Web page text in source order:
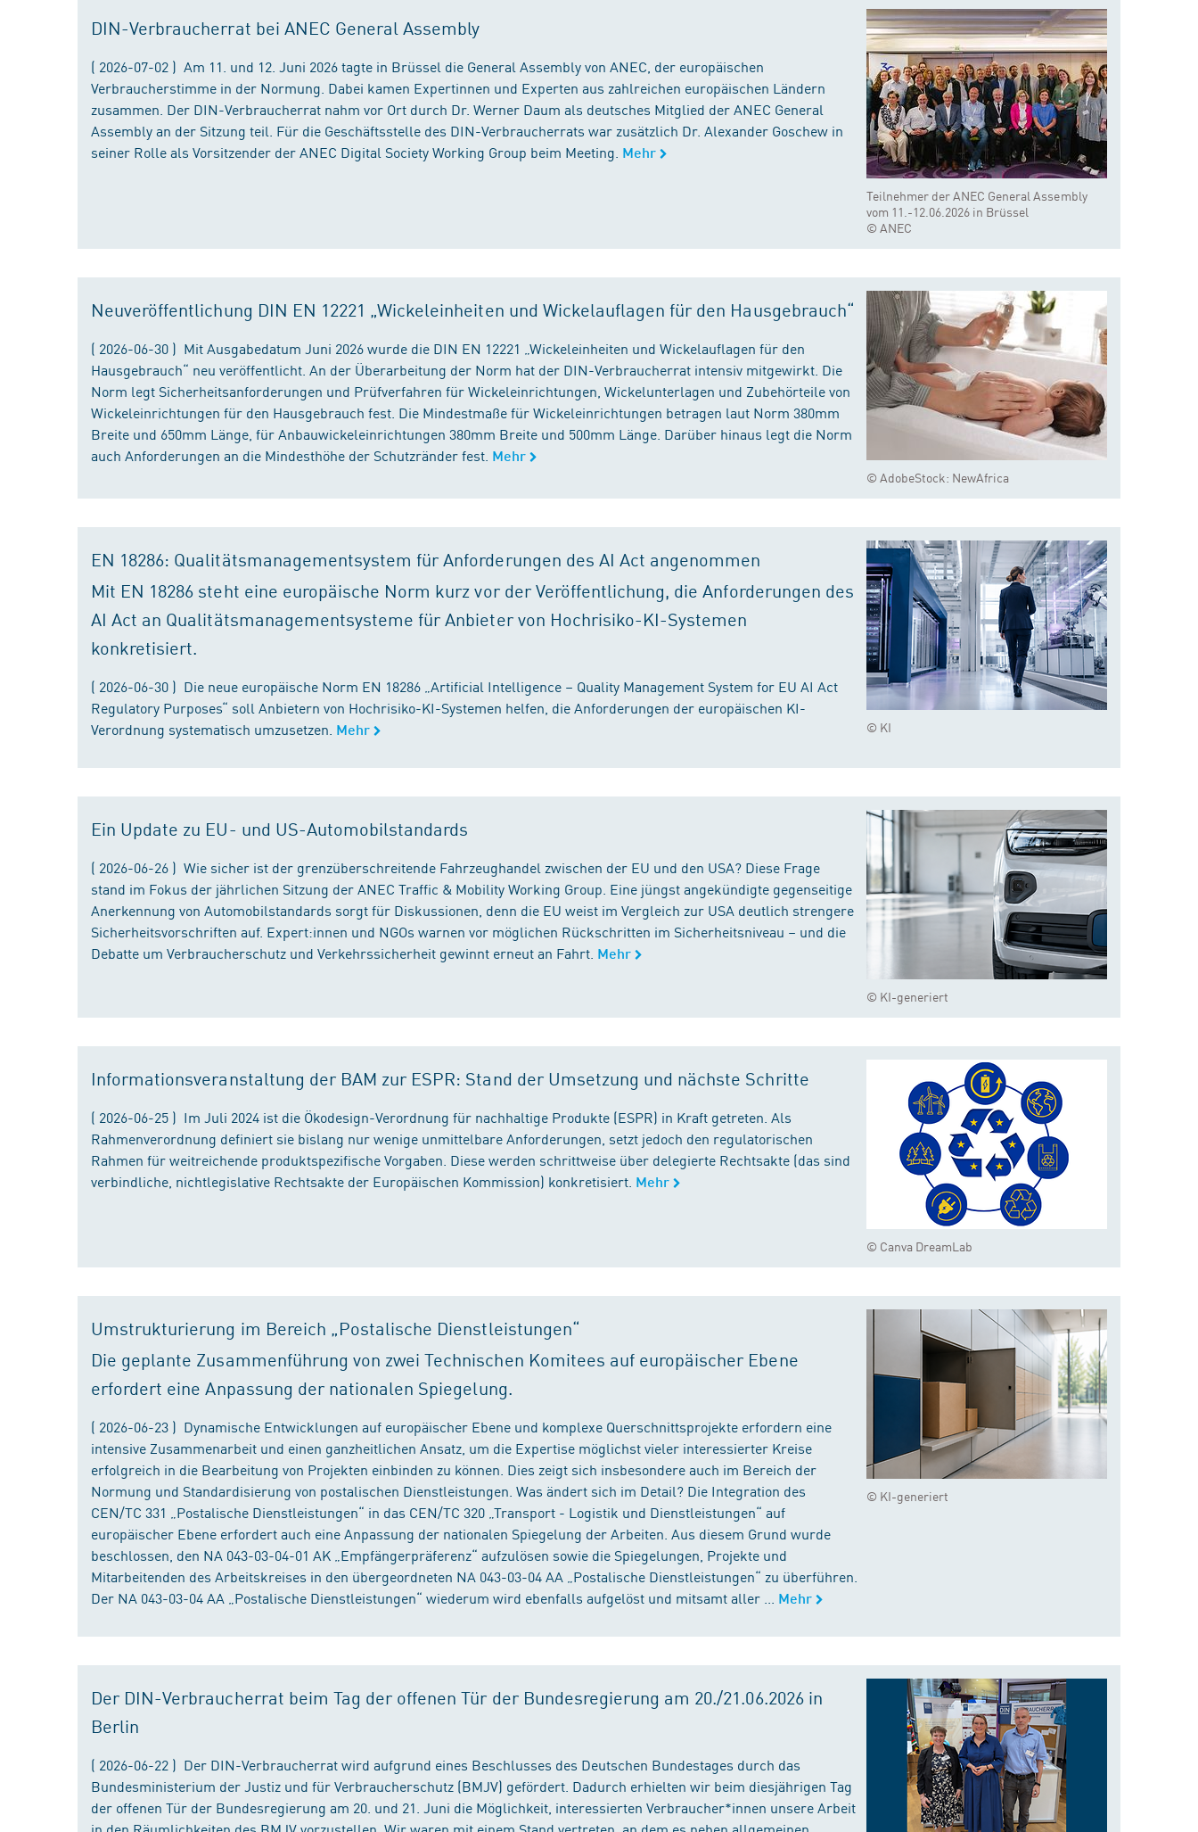
Teilnehmer der ANEC General Assembly
vom 11.-12.06.2026 in Brüssel
© ANEC
DIN-Verbraucherrat bei ANEC General Assembly
( 2026-07-02 ) Am 11. und 12. Juni 2026 tagte in Brüssel die General Assembly von ANEC, der europäischen
Verbraucherstimme in der Normung. Dabei kamen Expertinnen und Experten aus zahlreichen europäischen Ländern
zusammen. Der DIN-Verbraucherrat nahm vor Ort durch Dr. Werner Daum als deutsches Mitglied der ANEC General
Assembly an der Sitzung teil. Für die Geschäftsstelle des DIN-Verbraucherrats war zusätzlich Dr. Alexander Goschew in
seiner Rolle als Vorsitzender der ANEC Digital Society Working Group beim Meeting. Mehr
© AdobeStock: NewAfrica
Neuveröffentlichung DIN EN 12221 „Wickeleinheiten und Wickelauflagen für den Hausgebrauch“
( 2026-06-30 ) Mit Ausgabedatum Juni 2026 wurde die DIN EN 12221 „Wickeleinheiten und Wickelauflagen für den
Hausgebrauch“ neu veröffentlicht. An der Überarbeitung der Norm hat der DIN-Verbraucherrat intensiv mitgewirkt. Die
Norm legt Sicherheitsanforderungen und Prüfverfahren für Wickeleinrichtungen, Wickelunterlagen und Zubehörteile von
Wickeleinrichtungen für den Hausgebrauch fest. Die Mindestmaße für Wickeleinrichtungen betragen laut Norm 380mm
Breite und 650mm Länge, für Anbauwickeleinrichtungen 380mm Breite und 500mm Länge. Darüber hinaus legt die Norm
auch Anforderungen an die Mindesthöhe der Schutzränder fest. Mehr
© KI
EN 18286: Qualitätsmanagementsystem für Anforderungen des AI Act angenommen
Mit EN 18286 steht eine europäische Norm kurz vor der Veröffentlichung, die Anforderungen des
AI Act an Qualitätsmanagementsysteme für Anbieter von Hochrisiko-KI-Systemen
konkretisiert.
( 2026-06-30 ) Die neue europäische Norm EN 18286 „Artificial Intelligence – Quality Management System for EU AI Act
Regulatory Purposes“ soll Anbietern von Hochrisiko-KI-Systemen helfen, die Anforderungen der europäischen KI-
Verordnung systematisch umzusetzen. Mehr
© KI-generiert
Ein Update zu EU- und US-Automobilstandards
( 2026-06-26 ) Wie sicher ist der grenzüberschreitende Fahrzeughandel zwischen der EU und den USA? Diese Frage
stand im Fokus der jährlichen Sitzung der ANEC Traffic & Mobility Working Group. Eine jüngst angekündigte gegenseitige
Anerkennung von Automobilstandards sorgt für Diskussionen, denn die EU weist im Vergleich zur USA deutlich strengere
Sicherheitsvorschriften auf. Expert:innen und NGOs warnen vor möglichen Rückschritten im Sicherheitsniveau – und die
Debatte um Verbraucherschutz und Verkehrssicherheit gewinnt erneut an Fahrt. Mehr
© Canva DreamLab
Informationsveranstaltung der BAM zur ESPR: Stand der Umsetzung und nächste Schritte
( 2026-06-25 ) Im Juli 2024 ist die Ökodesign-Verordnung für nachhaltige Produkte (ESPR) in Kraft getreten. Als
Rahmenverordnung definiert sie bislang nur wenige unmittelbare Anforderungen, setzt jedoch den regulatorischen
Rahmen für weitreichende produktspezifische Vorgaben. Diese werden schrittweise über delegierte Rechtsakte (das sind
verbindliche, nichtlegislative Rechtsakte der Europäischen Kommission) konkretisiert. Mehr
© KI-generiert
Umstrukturierung im Bereich „Postalische Dienstleistungen“
Die geplante Zusammenführung von zwei Technischen Komitees auf europäischer Ebene
erfordert eine Anpassung der nationalen Spiegelung.
( 2026-06-23 ) Dynamische Entwicklungen auf europäischer Ebene und komplexe Querschnittsprojekte erfordern eine
intensive Zusammenarbeit und einen ganzheitlichen Ansatz, um die Expertise möglichst vieler interessierter Kreise
erfolgreich in die Bearbeitung von Projekten einbinden zu können. Dies zeigt sich insbesondere auch im Bereich der
Normung und Standardisierung von postalischen Dienstleistungen. Was ändert sich im Detail? Die Integration des
CEN/TC 331 „Postalische Dienstleistungen“ in das CEN/TC 320 „Transport - Logistik und Dienstleistungen“ auf
europäischer Ebene erfordert auch eine Anpassung der nationalen Spiegelung der Arbeiten. Aus diesem Grund wurde
beschlossen, den NA 043-03-04-01 AK „Empfängerpräferenz“ aufzulösen sowie die Spiegelungen, Projekte und
Mitarbeitenden des Arbeitskreises in den übergeordneten NA 043-03-04 AA „Postalische Dienstleistungen“ zu überführen.
Der NA 043-03-04 AA „Postalische Dienstleistungen“ wiederum wird ebenfalls aufgelöst und mitsamt aller ...
Mehr
Der DIN-Verbraucherrat beim Tag der offenen Tür der Bundesregierung am 20./21.06.2026 in
Berlin
( 2026-06-22 ) Der DIN-Verbraucherrat wird aufgrund eines Beschlusses des Deutschen Bundestages durch das
Bundesministerium der Justiz und für Verbraucherschutz (BMJV) gefördert. Dadurch erhielten wir beim diesjährigen Tag
der offenen Tür der Bundesregierung am 20. und 21. Juni die Möglichkeit, interessierten Verbraucher*innen unsere Arbeit